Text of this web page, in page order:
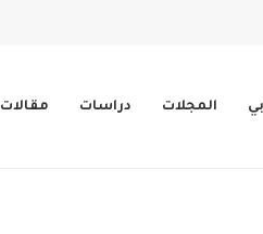
المجلات دراسات مقالات